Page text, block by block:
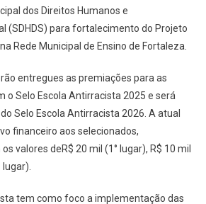
dos Direitos Humanos e
(SDHDS) para fortalecimento do Projeto
Rede Municipal de Ensino de Fortaleza.
entregues as premiações para as
o Selo Escola Antirracista 2025 e será
Selo Escola Antirracista 2026. A atual
financeiro aos selecionados,
valores deR$ 20 mil (1° lugar), R$ 10 mil
lugar).
tem como foco a implementação das